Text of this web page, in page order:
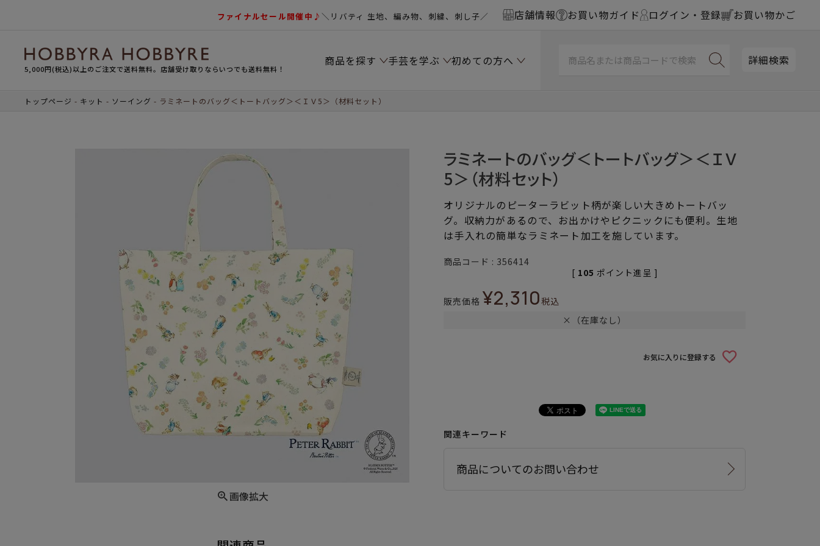
ファイナルセール開催中♪＼リバティ 生地、編み物、刺繍、刺し子／ 店舗情報 お買い物ガイド ログイン・登録 お買い物かご
5,000円(税込)以上のご注文で送料無料。店舗受け取りならいつでも送料無料！
商品を探す 手芸を学ぶ 初めての方へ 詳細検索
トップページ キット ソーイング ラミネートのバッグ＜トートバッグ＞＜ＩＶ5＞（材料セット）
画像拡大
ラミネートのバッグ＜トートバッグ＞＜ＩＶ
5＞（材料セット）
オリジナルのピーターラビット柄が楽しい大きめトートバッ
グ。収納力があるので、お出かけやピクニックにも便利。生地
は手入れの簡単なラミネート加工を施しています。
商品コード 356414
販売価格 ¥2,310税込
[ 105 ポイント進呈 ]
×（在庫なし）
お気に入りに登録する
関連キーワード
商品についてのお問い合わせ